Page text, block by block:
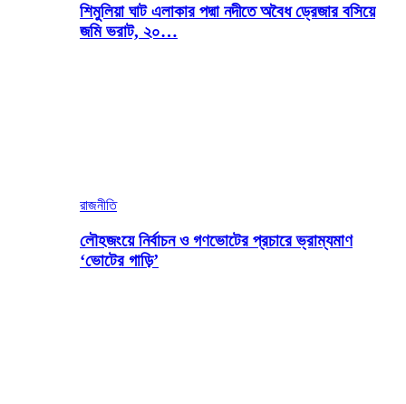
শিমুলিয়া ঘাট এলাকার পদ্মা নদীতে অবৈধ ড্রেজার বসিয়ে
জমি ভরাট, ২০…
রাজনীতি
লৌহজংয়ে নির্বাচন ও গণভোটের প্রচারে ভ্রাম্যমাণ
‘ভোটের গাড়ি’